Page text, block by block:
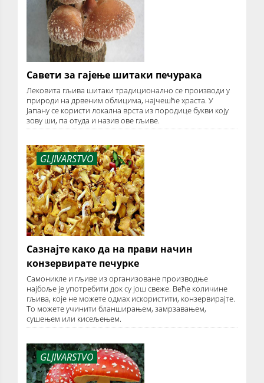
Савети за гајење шитаки печурака
Лековита гљива шитаки традиционално се производи у
природи на дрвеним облицима, најчешће храста. У
Јапану се користи локална врста из породице букви коју
зову ши, па отуда и назив ове гљиве.
GLJIVARSTVO
Сазнајте како да на прави начин
конзервирате печурке
Самоникле и гљиве из организоване производње
најбоље је употребити док су још свеже. Веће количине
гљива, које не можете одмах искористити, конзервирајте.
То можете учинити бланширањем, замрзавањем,
сушењем или кисељењем.
GLJIVARSTVO